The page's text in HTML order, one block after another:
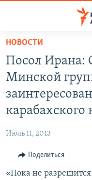
Перейти
основному
содержанию
основной
Перейти
поиску
ОБЩЕСТВО
РЕГИОН
НАГОРНЫЙ КАРАБАХ
КУЛЬТУРА
НОВОСТИ
Посол Ирана:
Минской
карабахского
Июль 11, 2013
Поделиться
«Пока не